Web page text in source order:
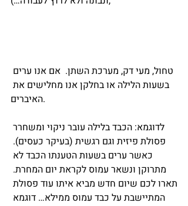
טחול, מעי דק, מערכת השתן.  אם אנו ערים
בשעות הלילה או בחלקן אנו מחלישים את
האיברים.
לדוגמא: הכבד בלילה עובר ניקוי ומשחרר
פסולת פיזית וגם רגשית (בעיקר כעסים).
כאשר ערים בשעות הטענתו הכבד לא
מתרוקן ונשאר עמוס לקראת יום המחרת.
תארו לכם שיום חדש מביא איתו עוד פסולת
המתיישבת על כבד עמוס ממילא… דוגמא